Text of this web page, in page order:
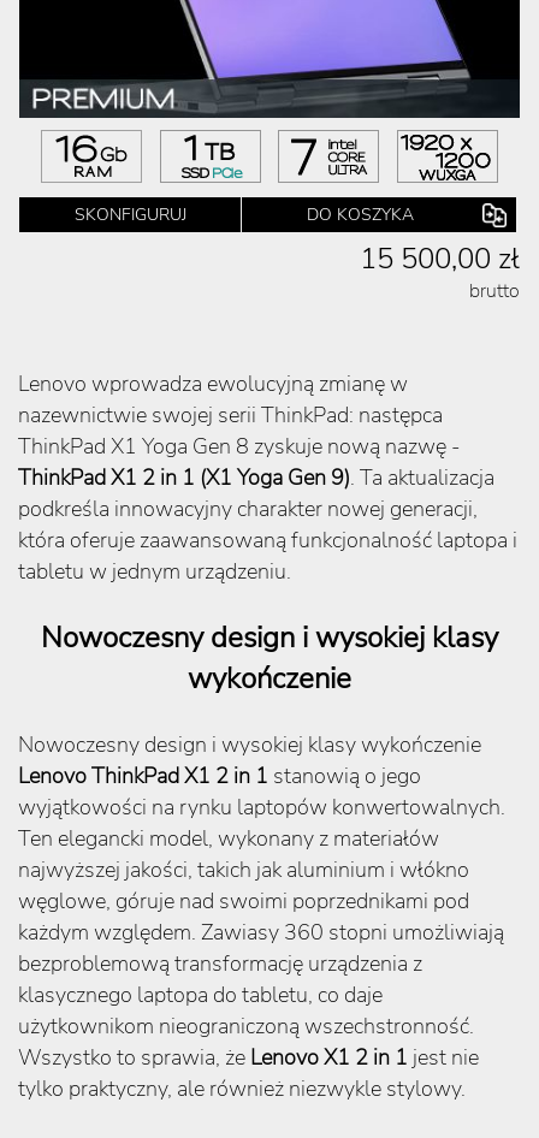
SKONFIGURUJ DO KOSZYKA
15 500,00 zł
brutto
Lenovo wprowadza ewolucyjną zmianę w
nazewnictwie swojej serii ThinkPad: następca
ThinkPad X1 Yoga Gen 8 zyskuje nową nazwę -
ThinkPad X1 2 in 1 (X1 Yoga Gen 9). Ta aktualizacja
podkreśla innowacyjny charakter nowej generacji,
która oferuje zaawansowaną funkcjonalność laptopa i
tabletu w jednym urządzeniu.
Nowoczesny design i wysokiej klasy
wykończenie
Nowoczesny design i wysokiej klasy wykończenie
Lenovo ThinkPad X1 2 in 1 stanowią o jego
wyjątkowości na rynku laptopów konwertowalnych.
Ten elegancki model, wykonany z materiałów
najwyższej jakości, takich jak aluminium i włókno
węglowe, góruje nad swoimi poprzednikami pod
każdym względem. Zawiasy 360 stopni umożliwiają
bezproblemową transformację urządzenia z
klasycznego laptopa do tabletu, co daje
użytkownikom nieograniczoną wszechstronność.
Wszystko to sprawia, że Lenovo X1 2 in 1 jest nie
tylko praktyczny, ale również niezwykle stylowy.